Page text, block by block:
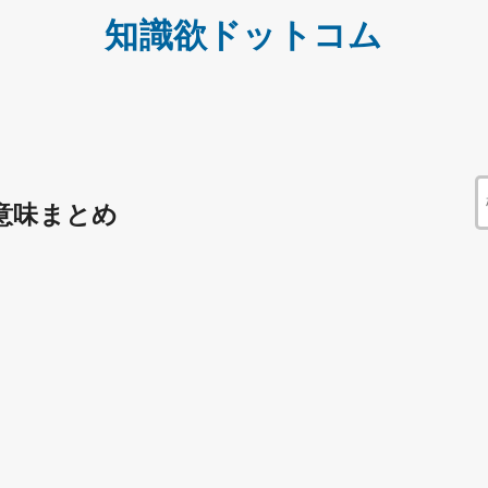
知識欲ドットコム
味まとめ